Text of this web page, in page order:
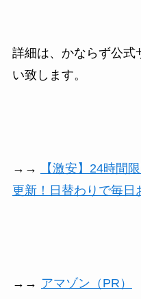
詳細は、かならず公式
い致します。
→→
【激安】24時間
更新！日替わりで毎日
→→ アマゾン（PR）